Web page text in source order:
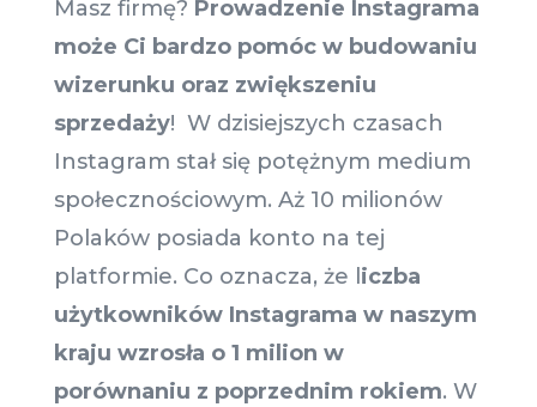
Masz firmę? Prowadzenie Instagrama
może Ci bardzo pomóc w budowaniu
wizerunku oraz zwiększeniu
sprzedaży! W dzisiejszych czasach
Instagram stał się potężnym medium
społecznościowym. Aż 10 milionów
Polaków posiada konto na tej
platformie. Co oznacza, że l iczba
użytkowników Instagrama w naszym
kraju wzrosła o 1 milion w
porównaniu z poprzednim rokiem. W